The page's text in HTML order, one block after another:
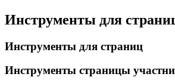
Инструменты для
Инструменты для страниц
Инструменты страницы